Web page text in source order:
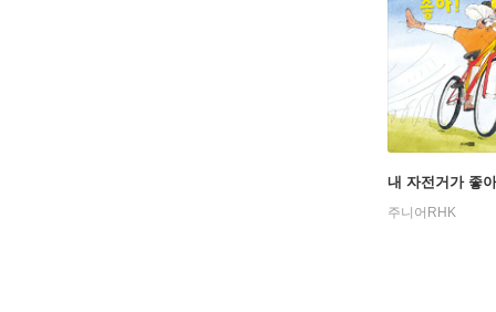
내 자전거가 좋
주니어RHK